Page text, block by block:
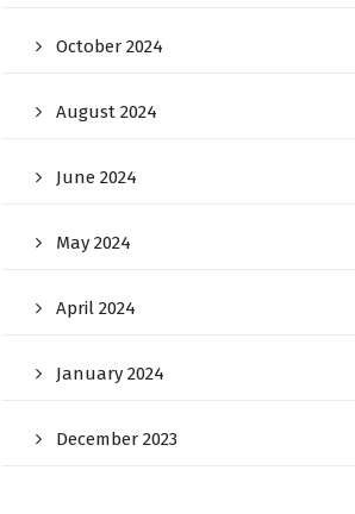
October 2024
August 2024
June 2024
May 2024
April 2024
January 2024
December 2023